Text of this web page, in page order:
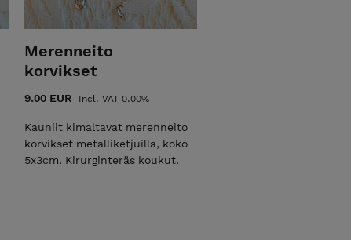
Merenneito
korvikset
9.00 EUR Incl. VAT 0.00%
Kauniit kimaltavat merenneito
korvikset metalliketjuilla, koko
5x3cm. Kirurginteräs koukut.